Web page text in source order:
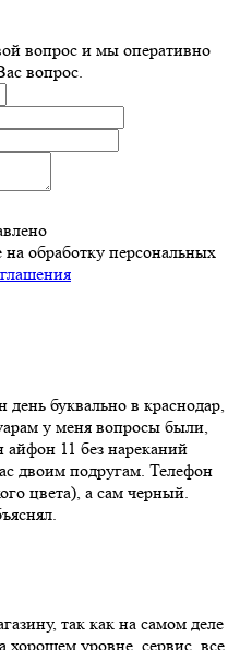
вопрос и мы оперативно
вопрос.
обработку персональных
буквально в краснодар,
у меня вопросы были,
11 без нареканий
двоим подругам. Телефон
цвета), а сам черный.
так как на самом деле
хорошем уровне. сервис, все